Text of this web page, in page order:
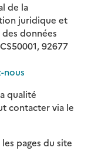
de la
juridique et
données
92677
nous
qualité
contacter via le
pages du site